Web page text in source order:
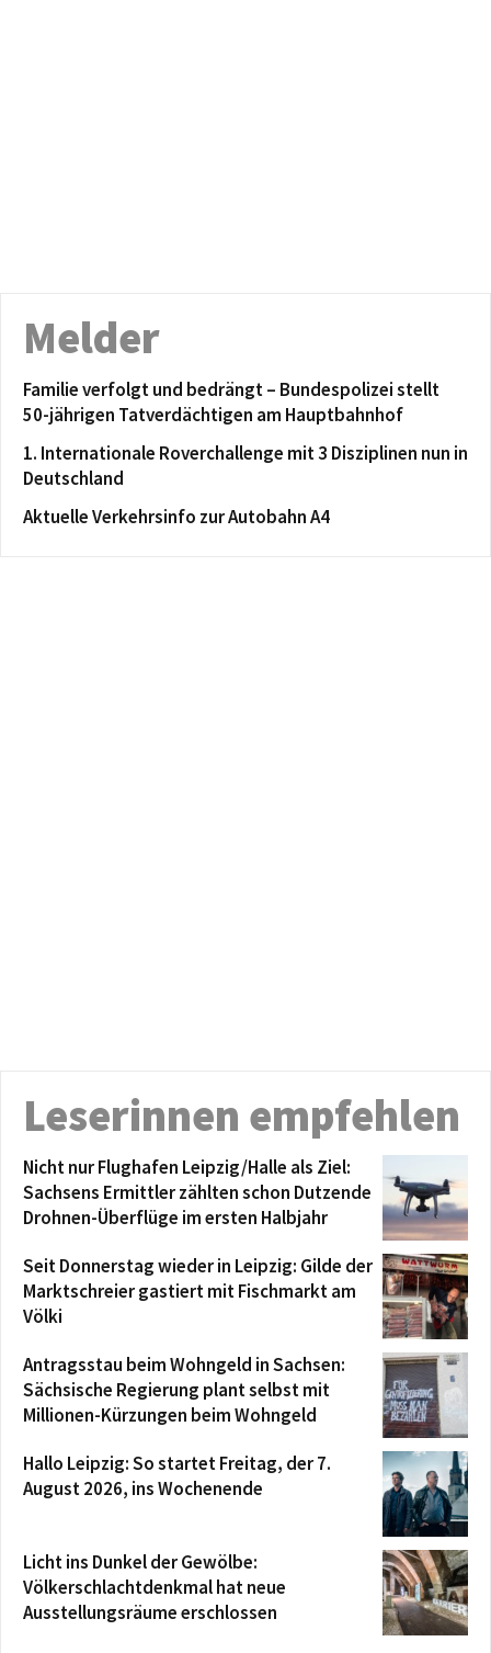
Melder
Familie verfolgt und bedrängt – Bundespolizei stellt
50-jährigen Tatverdächtigen am Hauptbahnhof
1. Internationale Roverchallenge mit 3 Disziplinen nun in
Deutschland
Aktuelle Verkehrsinfo zur Autobahn A4
Leserinnen empfehlen
Nicht nur Flughafen Leipzig/Halle als Ziel:
Sachsens Ermittler zählten schon Dutzende
Drohnen-Überflüge im ersten Halbjahr
Seit Donnerstag wieder in Leipzig: Gilde der
Marktschreier gastiert mit Fischmarkt am
Völki
Antragsstau beim Wohngeld in Sachsen:
Sächsische Regierung plant selbst mit
Millionen-Kürzungen beim Wohngeld
Hallo Leipzig: So startet Freitag, der 7.
August 2026, ins Wochenende
Licht ins Dunkel der Gewölbe:
Völkerschlachtdenkmal hat neue
Ausstellungsräume erschlossen